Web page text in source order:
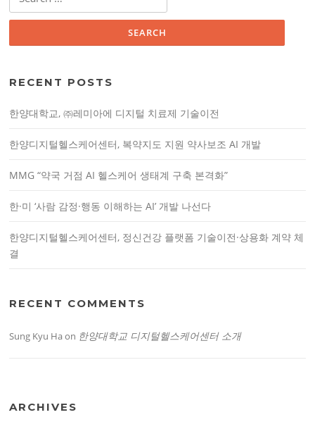
a
f
r
RECENT POSTS
한양대학교, ㈜레미아에 디지털 치료제 기술이전
한양디지털헬스케어센터, 복약지도 지원 약사보조 AI 개발
MMG “약국 거점 AI 헬스케어 생태계 구축 본격화”
한·미 ‘사람 감정·행동 이해하는 AI’ 개발 나선다
한양디지털헬스케어센터, 정신건강 플랫폼 기술이전·상용화 계약 체
결
RECENT COMMENTS
Sung Kyu Haon 한양대학교 디지털헬스케어센터 소개
ARCHIVES